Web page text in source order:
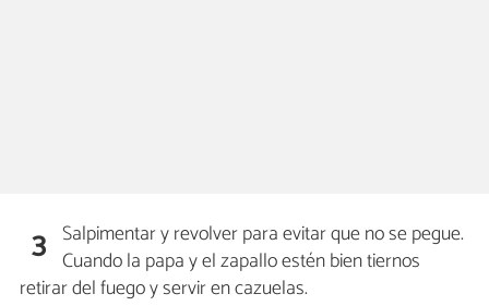
3 Salpimentar y revolver para evitar que no se pegue.
Cuando la papa y el zapallo estén bien tiernos
retirar del fuego y servir en cazuelas.